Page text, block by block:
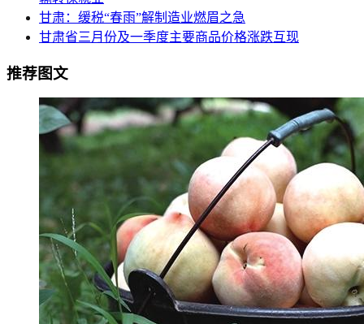
甘肃：缓税“春雨”解制造业燃眉之急
甘肃省三月份及一季度主要商品价格涨跌互现
推荐图文